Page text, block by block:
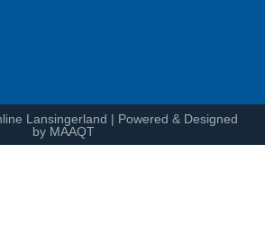
Lansingerland | Powered & Designed
by MAAQT